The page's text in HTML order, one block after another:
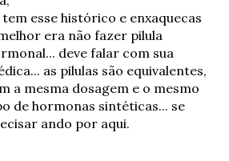
tem esse histórico e enxaquecas
era não fazer pilula
deve falar com sua
as pilulas são equivalentes,
a mesma dosagem e o mesmo
de hormonas sintéticas... se
ando por aqui.